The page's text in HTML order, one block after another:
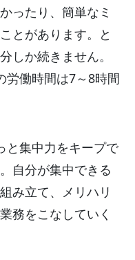
ったり、簡単なミ
とがあります。と
しか続きません。
労働時間は7～8時間
と集中力をキープで
自分が集中できる
み立て、メリハリ
務をこなしていく